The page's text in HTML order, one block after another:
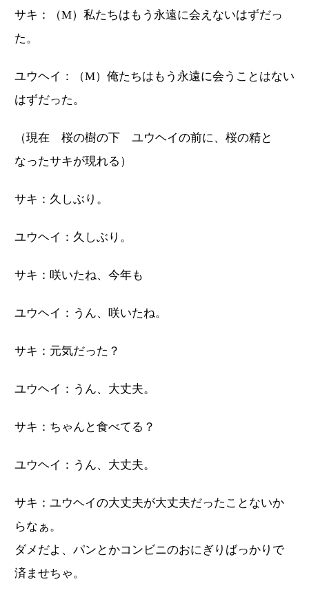
サキ：（M）私たちはもう永遠に会えないはずだっ
た。
ユウヘイ：（M）俺たちはもう永遠に会うことはない
はずだった。
（現在 桜の樹の下 ユウヘイの前に、桜の精と
なったサキが現れる）
サキ：久しぶり。
ユウヘイ：久しぶり。
サキ：咲いたね、今年も
ユウヘイ：うん、咲いたね。
サキ：元気だった？
ユウヘイ：うん、大丈夫。
サキ：ちゃんと食べてる？
ユウヘイ：うん、大丈夫。
サキ：ユウヘイの大丈夫が大丈夫だったことないか
らなぁ。
ダメだよ、パンとかコンビニのおにぎりばっかりで
済ませちゃ。